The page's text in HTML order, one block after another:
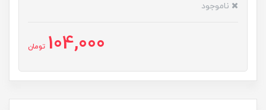
ناموجود
104,000 تومان